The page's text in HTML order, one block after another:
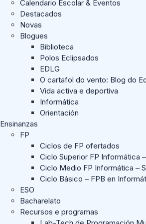
Calendario Escolar & Eventos
Destacados
Novas
Blogues
Biblioteca
Polos Eclipsados
EDLG
O cartafol do vento: Blog do
Vida activa e deportiva
Informática
Orientación
Ensinanzas
FP
Ciclos de FP ofertados
Ciclo Superior FP Informática
Ciclo Medio FP Informática –
Ciclo Básico – FPB en
ESO
Bacharelato
Recursos e programas